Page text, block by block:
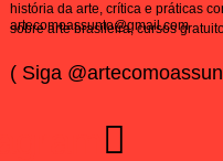
história da arte, crítica e práticas
sobre arte brasileira, cursos
artecomoassunto@gmail.com
( Siga